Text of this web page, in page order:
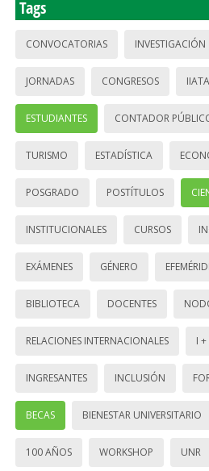
Tags
CONVOCATORIAS INVESTIGACIÓN
JORNADAS CONGRESOS IIATA
ESTUDIANTES CONTADOR
TURISMO ESTADÍSTICA
POSGRADO POSTÍTULOS
INSTITUCIONALES CURSOS
EXÁMENES GÉNERO
BIBLIOTECA DOCENTES
RELACIONES INTERNACIONALES I +
INGRESANTES INCLUSIÓN
BECAS BIENESTAR UNIVERSITARIO
100 AÑOS WORKSHOP UNR